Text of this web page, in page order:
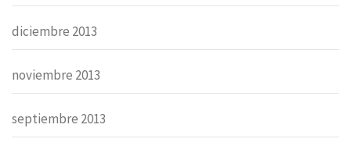
diciembre 2013
noviembre 2013
septiembre 2013